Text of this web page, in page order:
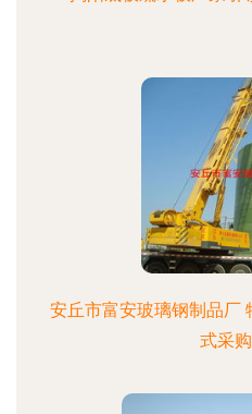
安丘市富安玻璃钢制品厂
式采